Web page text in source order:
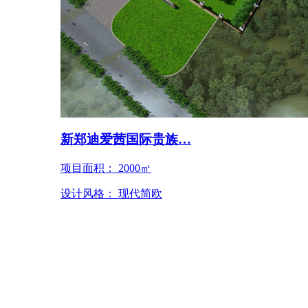
新郑迪爱茜国际贵族…
项目面积： 2000㎡
设计风格： 现代简欧